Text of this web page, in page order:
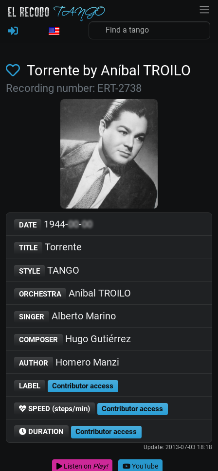
Torrente by Aníbal TROILO
Recording number: ERT-2738
DATE 1944-00-00
TITLE Torrente
STYLE TANGO
ORCHESTRA Aníbal TROILO
SINGER Alberto Marino
COMPOSER Hugo Gutiérrez
AUTHOR Homero Manzi
LABEL Contributor access
SPEED (steps/min) Contributor access
DURATION Contributor access
Update: 2013-07-03 18:18
Listen on Play! YouTube